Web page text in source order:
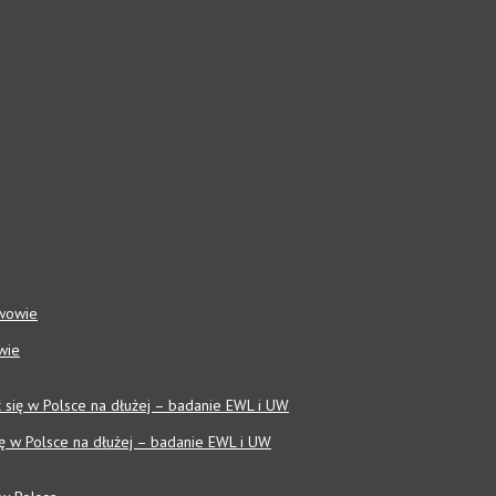
Polsce na dłużej – badanie EWL i UW